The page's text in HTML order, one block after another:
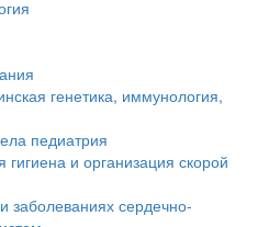
генетика, иммунология,
педиатрия
и организация скорой
сердечно-